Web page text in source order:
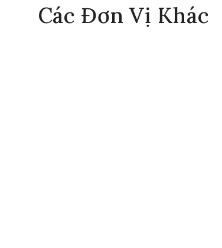
Các Đơn Vị Khác